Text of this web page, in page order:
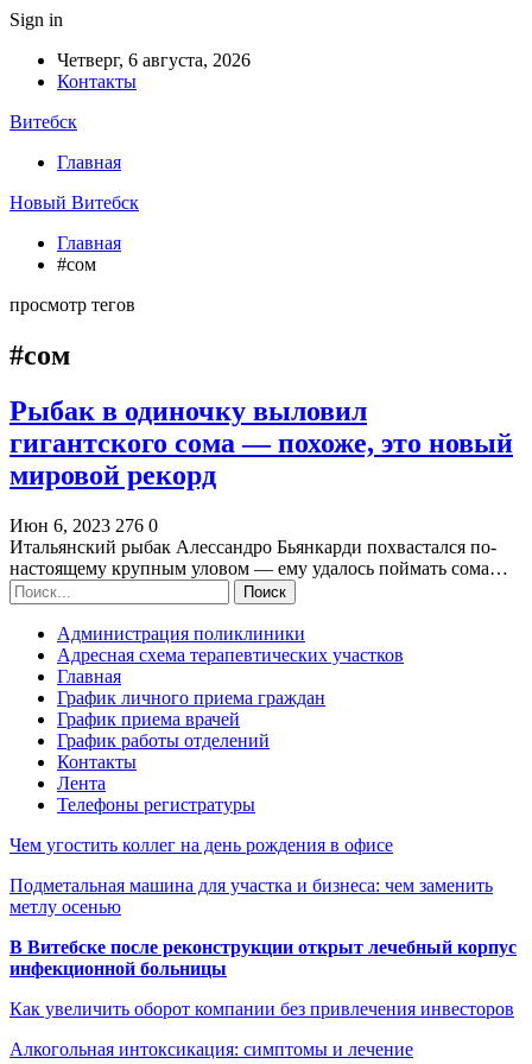
Sign in
Четверг, 6 августа, 2026
Контакты
Витебск
Главная
Новый Витебск
Главная
#сом
просмотр тегов
#сом
Рыбак в одиночку выловил
гигантского сома — похоже, это новый
мировой рекорд
Июн 6, 2023 276 0
Итальянский рыбак Алессандро Бьянкарди похвастался по-
настоящему крупным уловом — ему удалось поймать сома…
Администрация поликлиники
Адресная схема терапевтических участков
Главная
График личного приема граждан
График приема врачей
График работы отделений
Контакты
Лента
Телефоны регистратуры
Чем угостить коллег на день рождения в офисе
Подметальная машина для участка и бизнеса: чем заменить
метлу осенью
В Витебске после реконструкции открыт лечебный корпус
инфекционной больницы
Как увеличить оборот компании без привлечения инвесторов
Алкогольная интоксикация: симптомы и лечение